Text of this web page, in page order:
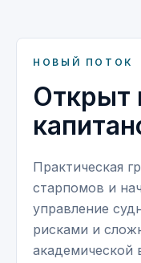
НОВЫЙ ПОТОК
Открыт
Практическая
старпомов и
управление
рисками и
академической